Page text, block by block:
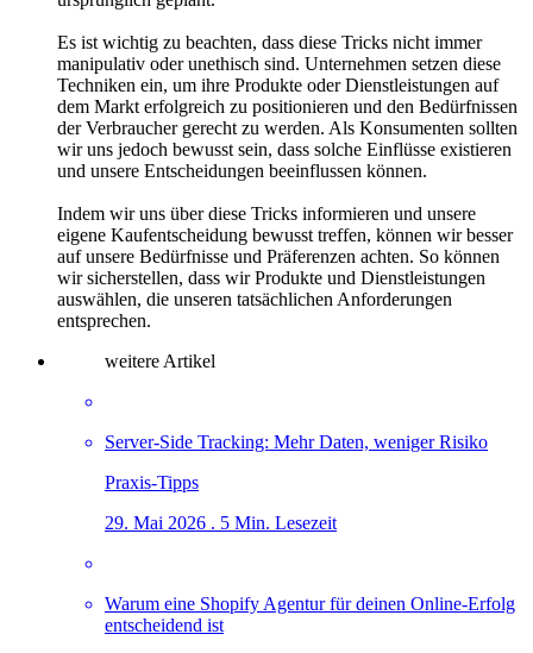
Es ist wichtig zu beachten, dass diese Tricks nicht immer
manipulativ oder unethisch sind. Unternehmen setzen diese
Techniken ein, um ihre Produkte oder Dienstleistungen auf
dem Markt erfolgreich zu positionieren und den Bedürfnissen
der Verbraucher gerecht zu werden. Als Konsumenten sollten
wir uns jedoch bewusst sein, dass solche Einflüsse existieren
und unsere Entscheidungen beeinflussen können.
Indem wir uns über diese Tricks informieren und unsere
eigene Kaufentscheidung bewusst treffen, können wir besser
auf unsere Bedürfnisse und Präferenzen achten. So können
wir sicherstellen, dass wir Produkte und Dienstleistungen
auswählen, die unseren tatsächlichen Anforderungen
entsprechen.
weitere Artikel
Server-Side Tracking: Mehr Daten, weniger Risiko
Praxis-Tipps
29. Mai 2026 . 5 Min. Lesezeit
Warum eine Shopify Agentur für deinen Online-Erfolg
entscheidend ist